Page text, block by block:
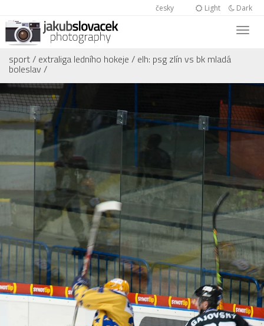
česky Light Dark
sport/ extraliga ledního hokeje / elh: psg zlín vs bk mladá
boleslav /